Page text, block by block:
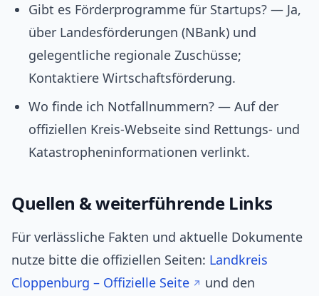
Gibt es Förderprogramme für Startups? — Ja,
über Landesförderungen (NBank) und
gelegentliche regionale Zuschüsse;
Kontaktiere Wirtschaftsförderung.
Wo finde ich Notfallnummern? — Auf der
offiziellen Kreis-Webseite sind Rettungs- und
Katastropheninformationen verlinkt.
Quellen & weiterführende Links
Für verlässliche Fakten und aktuelle Dokumente
nutze bitte die offiziellen Seiten: Landkreis
Cloppenburg – Offizielle Seite
und den